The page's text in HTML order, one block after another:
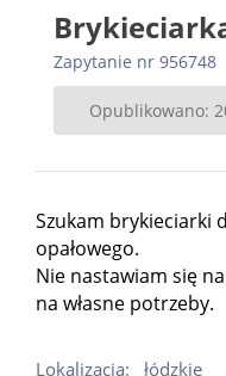
Zapytanie nr 956748
Opublikowano:
Szukam brykieciarki
opałowego.
Nie nastawiam się
na własne potrzeby.
Lokalizacja: łódzkie